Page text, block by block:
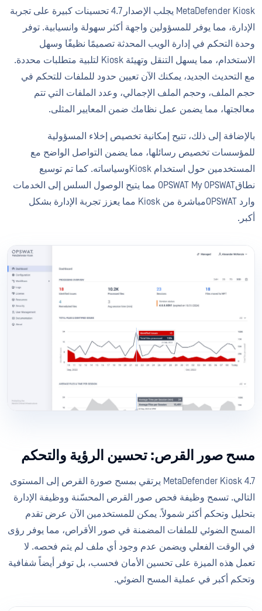
MetaDefender Kiosk يجلب الإصدار 4.7 تحسينات كبيرة على تجربة
الإدارة، مما يوفر للمسؤولين واجهة أكثر سهولة وانسيابية. توفر
وحدة التحكم في إدارة الويب المحدثة تصميمًا نظيفًا وسهل
الاستخدام، مما يسهل التنقل وتهيئة Kiosk لتلبية متطلبات محددة.
مع التحديث الجديد، يمكنك الآن تعيين حدود للملفات للتحكم في
حجم الملف، وحجم الملف الإجمالي، وعدد الملفات التي تتم
معالجتها، مما يضمن عمل نظامك ضمن المعايير المثلى.
بالإضافة إلى ذلك، تتيح إمكانية تخصيص إخلاء المسؤولية
للمؤسسات تخصيص رسائلها، مما يضمن التواصل الواضح مع
المستخدمين حول استخدام Kioskوسياساته. كما تم توسيع
نطاقOPSWAT My OPSWAT مما يتيح الوصول السلس إلى الخدمات
وارد OPSWATمباشرة من Kiosk مما يعزز تجربة الإدارة بشكل
أكبر.
مسح صور القرص: تحسين الرؤية والتحكم
MetaDefender Kiosk 4.7 يرتقي بمسح صورة القرص إلى المستوى
التالي. تسمح وظيفة فحص صور القرص المحسّنة ووظيفة الإدارة
بتحليل وتحكم أكثر شمولاً. يمكن للمستخدمين الآن عرض تقدم
المسح الضوئي للملفات المضمنة في صور الأقراص، مما يوفر رؤى
في الوقت الفعلي ويضمن عدم وجود أي ملف لم يتم فحصه. لا
تعمل هذه الميزة على تحسين الأمان فحسب، بل توفر أيضاً شفافية
وتحكم أكبر في عملية المسح الضوئي.